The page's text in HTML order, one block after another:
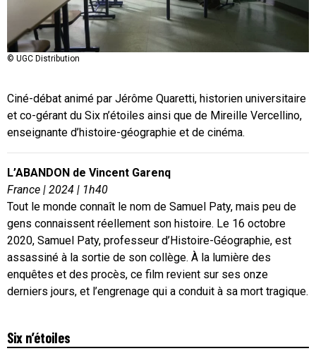
© UGC Distribution
Ciné-débat animé par Jérôme Quaretti, historien universitaire
et co-gérant du Six n’étoiles ainsi que de Mireille Vercellino,
enseignante d’histoire-géographie et de cinéma.
L’ABANDON de Vincent Garenq
France | 2024 | 1h40
Tout le monde connaît le nom de Samuel Paty, mais peu de
gens connaissent réellement son histoire. Le 16 octobre
2020, Samuel Paty, professeur d’Histoire-Géographie, est
assassiné à la sortie de son collège. À la lumière des
enquêtes et des procès, ce film revient sur ses onze
derniers jours, et l’engrenage qui a conduit à sa mort tragique.
Six n’étoiles